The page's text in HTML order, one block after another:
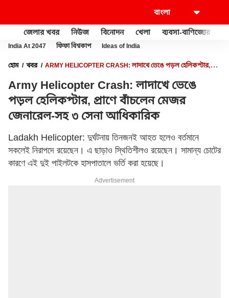
জেলার খবর নিউজ বিনোদন খেলা ব্যবসা-বাণিজ্যের
India At 2047 ফিফা বিশ্বকাপ Ideas of India
হোম খবর
ARMY HELICOPTER CRASH: লাদাখে ভেঙে পড়ল হেলিকপ্টার,
Army Helicopter Crash: লাদাখে ভেঙে
পড়ল হেলিকপ্টার, প্রাণে বাঁচলেন মেজর
জেনারেল-সহ ৩ সেনা আধিকারিক
Ladakh Helicopter: দুর্ঘটনায় তিনজনই আহত হলেও বর্তমানে
সকলেই নিরাপদে রয়েছেন। এ ছাড়াও স্থিতিশীলও রয়েছেন। সামান্য চোটের
কারণে এই দুই পাইলটকে হাসপাতালে ভর্তি করা হয়েছে।
Advertisement